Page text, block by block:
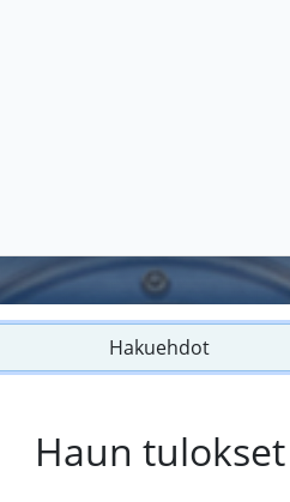
Hakuehdot
Haun tulokset